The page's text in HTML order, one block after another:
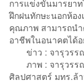
การแข่งขันมารยา
ฝึกฝนทักษะนอกห้อ
คุณภาพ สามารถนำ
อาชีพในอนาคตได้
ข่าว : จารุวรร
ภาพ : จารุวรรณ
ศิลปศาสตร์ มทร.ล้